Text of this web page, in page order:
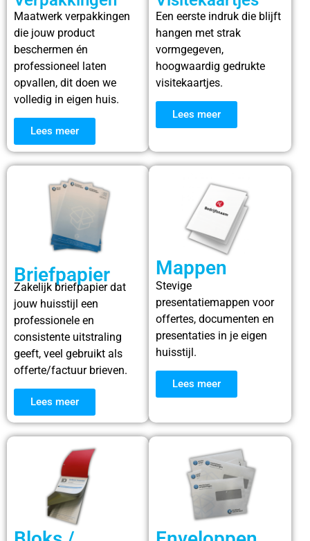
Maatwerk verpakkingen
die jouw product
beschermen én
professioneel laten
opvallen, dit doen we
volledig in eigen huis.
Lees meer
Een eerste indruk die blijft
hangen met strak
vormgegeven,
hoogwaardig gedrukte
visitekaartjes.
Lees meer
Briefpapier
Zakelijk briefpapier dat
jouw huisstijl een
professionele en
consistente uitstraling
geeft, veel gebruikt als
offerte/factuur brieven.
Lees meer
Mappen
Stevige
presentatiemappen voor
offertes, documenten en
presentaties in je eigen
huisstijl.
Lees meer